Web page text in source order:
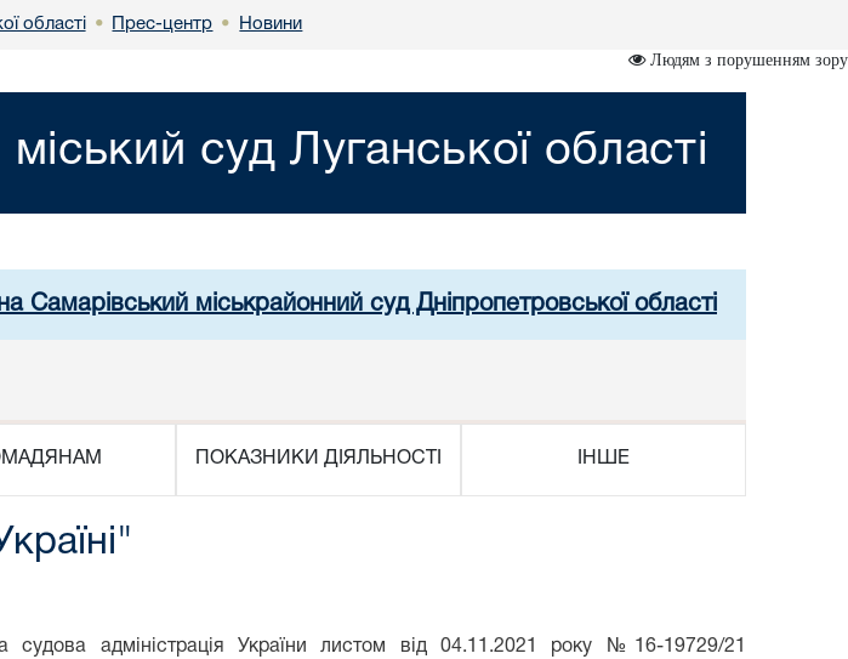
області • Прес-центр • Новини
Людям з порушенням зору
суд Луганської області
Самарівський міськрайонний суд Дніпропетровської області
ПОКАЗНИКИ ДІЯЛЬНОСТІ ІНШЕ
судова адміністрація України листом від 04.11.2021 року №16-19729/21